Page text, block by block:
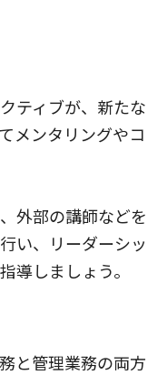
ティブが、新たな
メンタリングやコ
外部の講師などを
い、リーダーシッ
導しましょう。
と管理業務の両方